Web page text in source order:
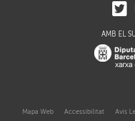
AMB EL
Mapa Web Accessibilitat Avis